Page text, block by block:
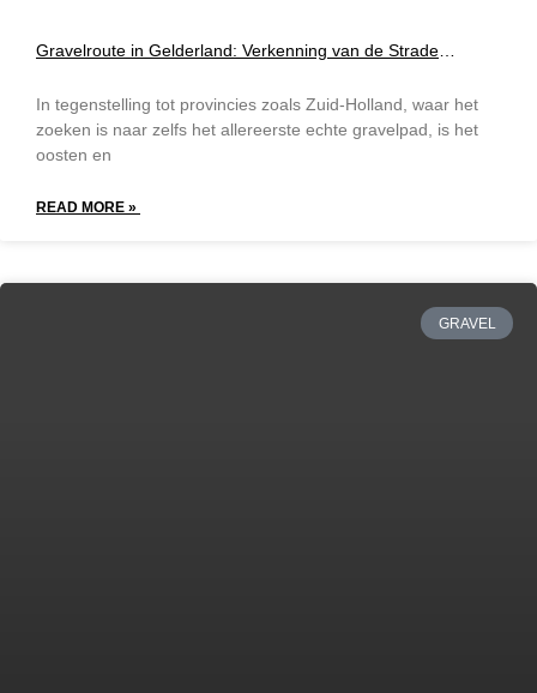
Gravelroute in Gelderland: Verkenning van de Strade
In tegenstelling tot provincies zoals Zuid-Holland, waar het
zoeken is naar zelfs het allereerste echte gravelpad, is het
oosten en
READ MORE »
GRAVEL